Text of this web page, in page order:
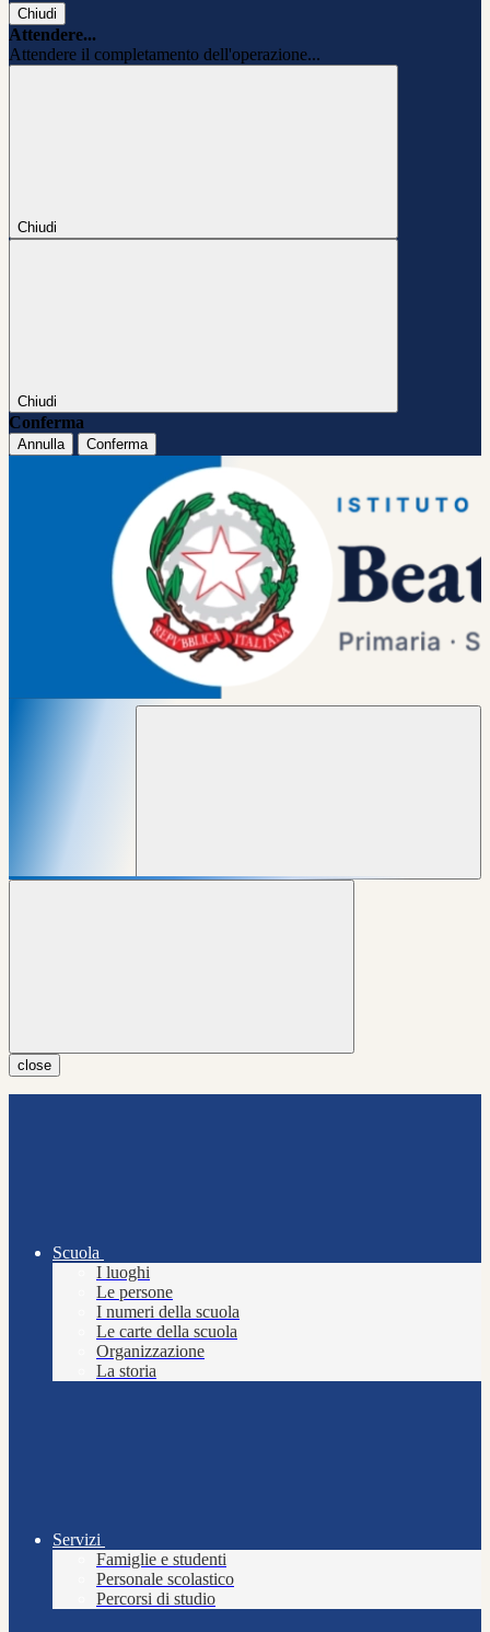
Chiudi
Attendere...
Attendere il completamento dell'operazione...
Chiudi
Chiudi
Conferma
Annulla Conferma
close
Scuola
I luoghi
Le persone
I numeri della scuola
Le carte della scuola
Organizzazione
La storia
Servizi
Famiglie e studenti
Personale scolastico
Percorsi di studio